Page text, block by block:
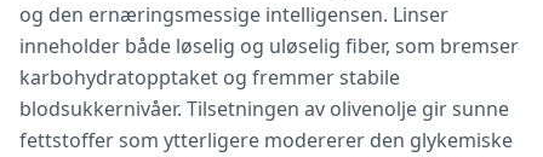
og den ernæringsmessige intelligensen. Linser
inneholder både løselig og uløselig fiber, som bremser
karbohydratopptaket og fremmer stabile
blodsukkernivåer. Tilsetningen av olivenolje gir sunne
fettstoffer som ytterligere modererer den glykemiske